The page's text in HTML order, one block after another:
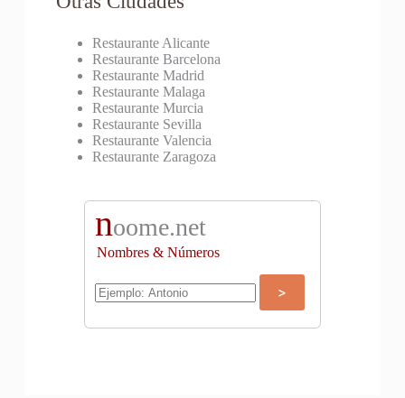
Restaurante Alicante
Restaurante Barcelona
Restaurante Madrid
Restaurante Malaga
Restaurante Murcia
Restaurante Sevilla
Restaurante Valencia
Restaurante Zaragoza
noome.net
Nombres & Números